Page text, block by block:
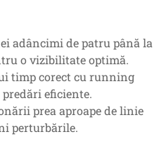
adâncimi de patru până la
o vizibilitate optimă.
timp corect cu running
eficiente.
prea aproape de linie
perturbările.